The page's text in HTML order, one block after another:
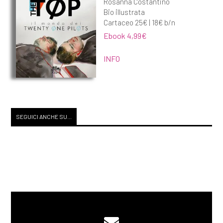
Settembre 2018
[26] Cronaca di una morte
annunciata, di Gabriel Garcia
Marquez: pagina 69
Brontë: pagina 69
[05]Il grande Gatsby, di
Il bene ostinato, di Paolo
Bio illustrata
Cartaceo 25€ | 18€ b/n
Ebook 4,99€
INFO
SEGUICI ANCHE SU...